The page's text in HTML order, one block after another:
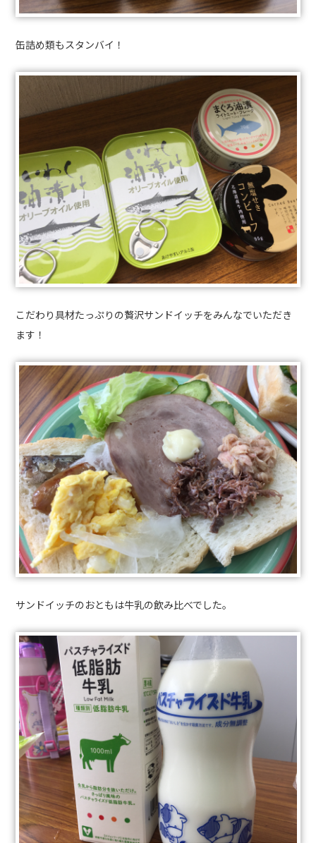
缶詰め類もスタンバイ！
こだわり具材たっぷりの贅沢サンドイッチをみんなでいただき
ます！
サンドイッチのおともは牛乳の飲み比べでした。